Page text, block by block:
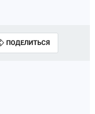
ПОДЕЛИТЬСЯ